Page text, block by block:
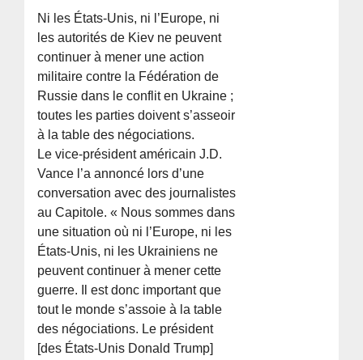
Ni les États-Unis, ni l’Europe, ni
les autorités de Kiev ne peuvent
continuer à mener une action
militaire contre la Fédération de
Russie dans le conflit en Ukraine ;
toutes les parties doivent s’asseoir
à la table des négociations.
Le vice-président américain J.D.
Vance l’a annoncé lors d’une
conversation avec des journalistes
au Capitole. « Nous sommes dans
une situation où ni l’Europe, ni les
États-Unis, ni les Ukrainiens ne
peuvent continuer à mener cette
guerre. Il est donc important que
tout le monde s’assoie à la table
des négociations. Le président
[des États-Unis Donald Trump]